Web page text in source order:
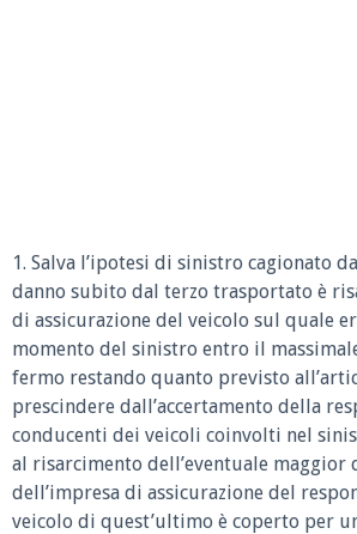
1. Salva l’ipotesi di sinistro cagionato
danno subito dal terzo trasportato è
di assicurazione del veicolo sul quale
momento del sinistro entro il
fermo restando quanto previsto
prescindere dall’accertamento della
conducenti dei veicoli coinvolti nel
al risarcimento dell’eventuale maggior
dell’impresa di assicurazione del
veicolo di quest’ultimo è coperto per